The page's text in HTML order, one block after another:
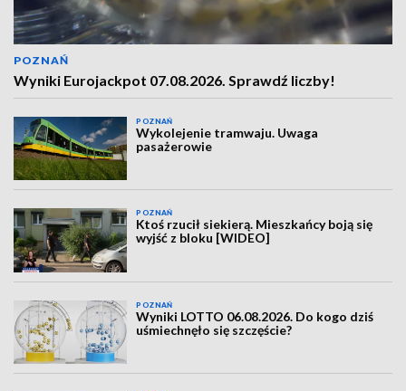
POZNAŃ
Wyniki Eurojackpot 07.08.2026. Sprawdź liczby!
POZNAŃ
Wykolejenie tramwaju. Uwaga
pasażerowie
POZNAŃ
Ktoś rzucił siekierą. Mieszkańcy boją się
wyjść z bloku [WIDEO]
POZNAŃ
Wyniki LOTTO 06.08.2026. Do kogo dziś
uśmiechnęło się szczęście?